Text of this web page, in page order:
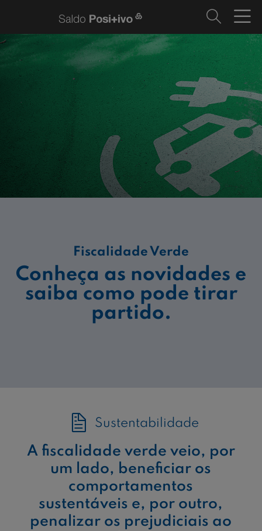
Fiscalidade Verde
Conheça as novidades e
saiba como pode tirar
partido.
Sustentabilidade
A fiscalidade verde veio, por
um lado, beneficiar os
comportamentos
sustentáveis e, por outro,
penalizar os prejudiciais ao